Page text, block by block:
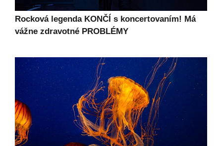
Rocková legenda KONČÍ s koncertovaním! Má
vážne zdravotné PROBLÉMY